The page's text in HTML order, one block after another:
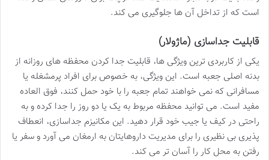
است که از تداخل آن ها جلوگیری می کند.
قابلیت جداسازی (ماژولار)
یکی از کاربردی ترین ویژگی ها، قابلیت جدا کردن محفظه های روزانه از
بدنه اصلی جعبه است. این ویژگی، به خصوص برای افراد پرمشغله یا
مسافرانی که نمی خواهند تمام جعبه را با خود حمل کنند، فوق العاده
مفید است. می توانید محفظه مربوط به یک یا دو روز را جدا کرده و به
راحتی در کیف یا جیب خود قرار دهید. این مکانیزم جداسازی، انعطاف
پذیری بی نظیری را برای مدیریت داروهایتان به ارمغان می آورد و سفر یا
رفتن به محل کار را آسان تر می کند.